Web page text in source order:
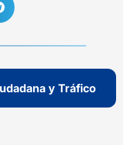
y Tráfico